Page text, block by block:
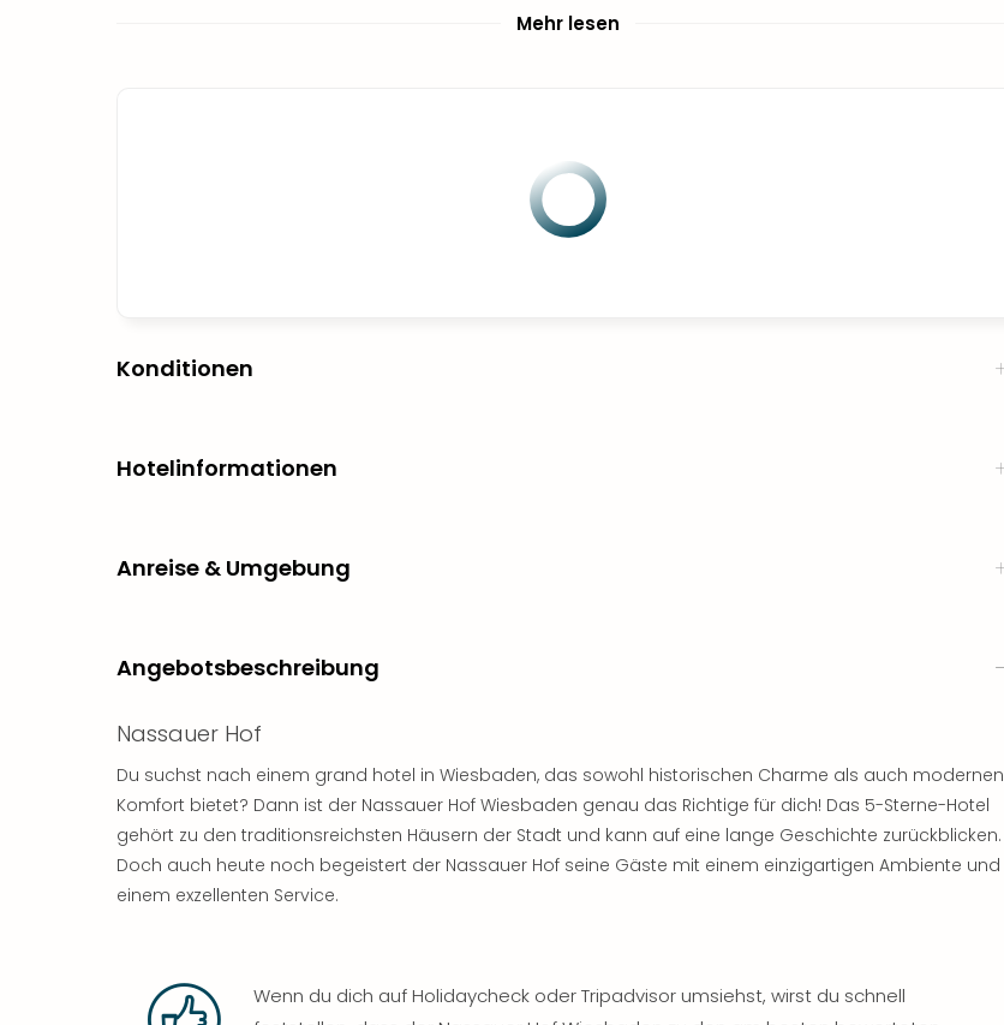
Mehr lesen
Konditionen
Hotelinformationen
Anreise & Umgebung
Angebotsbeschreibung
Nassauer Hof
Du suchst nach einem grand hotel in Wiesbaden, das sowohl historischen Charme als auch modernen
Komfort bietet? Dann ist der Nassauer Hof Wiesbaden genau das Richtige für dich! Das 5-Sterne-Hotel
gehört zu den traditionsreichsten Häusern der Stadt und kann auf eine lange Geschichte zurückblicken.
Doch auch heute noch begeistert der Nassauer Hof seine Gäste mit einem einzigartigen Ambiente und
einem exzellenten Service.
Wenn du dich auf Holidaycheck oder Tripadvisor umsiehst, wirst du schnell